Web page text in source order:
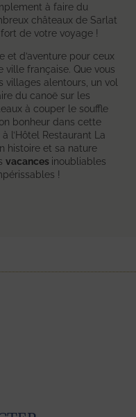
à faire du
châteaux de Sarlat
de votre voyage !
et d’aventure pour ceux
française. Que vous
villages alentours, un vol
du canoë sur les
à couper le souffle
bonheur dans cette
l’Hôtel Restaurant La
histoire et sa nature
vacances inoubliables
!